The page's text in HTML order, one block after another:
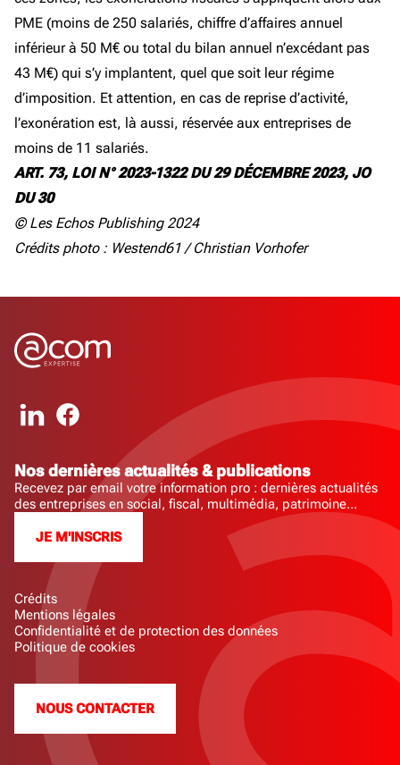
PME (moins de 250 salariés, chiffre d’affaires annuel
inférieur à 50 M€ ou total du bilan annuel n’excédant pas
43 M€) qui s’y implantent, quel que soit leur régime
d’imposition. Et attention, en cas de reprise d’activité,
l’exonération est, là aussi, réservée aux entreprises de
moins de 11 salariés.
ART. 73, LOI N° 2023-1322 DU 29 DÉCEMBRE 2023, JO
DU 30
© Les Echos Publishing 2024
Crédits photo : Westend61 / Christian Vorhofer
Crédits
Mentions légales
Confidentialité et de protection des données
Politique de cookies
NOUS CONTACTER
Nos dernières actualités & publications
Recevez par email votre information pro : dernières actualités
des entreprises en social, fiscal, multimédia, patrimoine...
JE M'INSCRIS